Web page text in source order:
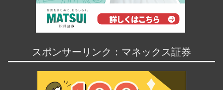
スポンサーリンク：マネックス証券